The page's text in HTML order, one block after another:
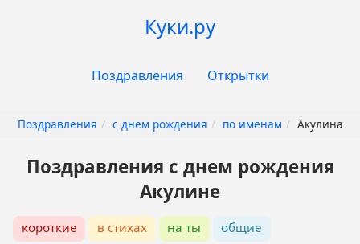
Куки.ру
ОсновнаяПоздравления Открытки
Поздравления с днем рождения по именам Акулина
Поздравления с днем рождения
Акулине
короткие в стихах на ты
общие